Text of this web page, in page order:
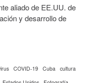
aliado de EE.UU. de
y desarrollo de
COVID-19 Cuba cultura